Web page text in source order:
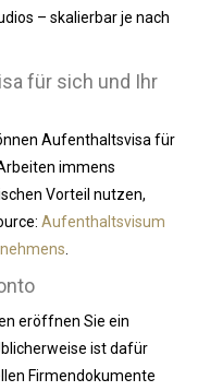
– skalierbar je nach
für sich und Ihr
Aufenthaltsvisa für
immens
Vorteil nutzen,
Aufenthaltsvisum
eröffnen Sie ein
ist dafür
Firmendokumente